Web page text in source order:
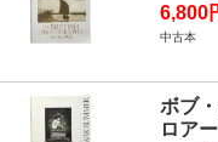
6,800
中古本
ボブ
ロア